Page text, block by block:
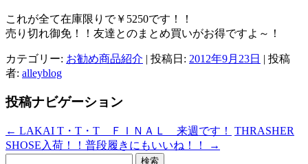
これが全て在庫限りで￥5250です！！
売り切れ御免！！友達とのまとめ買いがお得ですよ～！
カテゴリー: お勧め商品紹介 | 投稿日: 2012年9月23日 | 投稿
者: alleyblog
投稿ナビゲーション
← LAKAI T・T・T ＦＩＮＡＬ 来週です！
THRASHER
SHOSE入荷！！普段履きにもいいね！！
→